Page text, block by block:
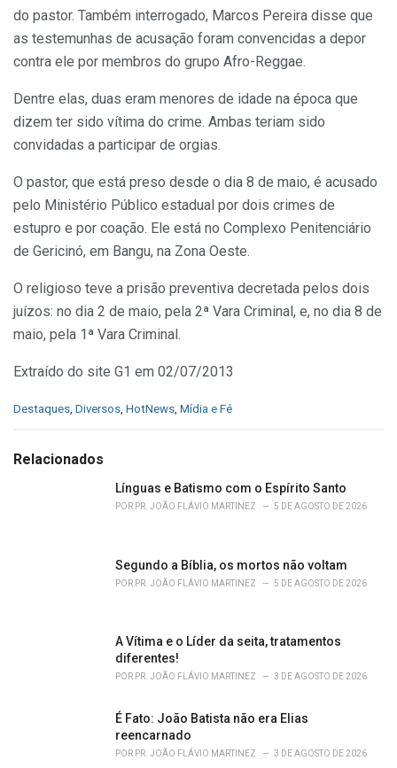
do pastor. Também interrogado, Marcos Pereira disse que
as testemunhas de acusação foram convencidas a depor
contra ele por membros do grupo Afro-Reggae.
Dentre elas, duas eram menores de idade na época que
dizem ter sido vítima do crime. Ambas teriam sido
convidadas a participar de orgias.
O pastor, que está preso desde o dia 8 de maio, é acusado
pelo Ministério Público estadual por dois crimes de
estupro e por coação. Ele está no Complexo Penitenciário
de Gericinó, em Bangu, na Zona Oeste.
O religioso teve a prisão preventiva decretada pelos dois
juízos: no dia 2 de maio, pela 2ª Vara Criminal, e, no dia 8 de
maio, pela 1ª Vara Criminal.
Extraído do site G1 em 02/07/2013
C
e
Destaques Diversos HotNews Mídia e Fé
Relacionados
Línguas e Batismo com o Espírito Santo
POR PR. JOÃO FLÁVIO MARTINEZ 5 DE AGOSTO DE 2026
Segundo a Bíblia, os mortos não voltam
POR PR. JOÃO FLÁVIO MARTINEZ 5 DE AGOSTO DE 2026
A Vítima e o Líder da seita, tratamentos
diferentes!
POR PR. JOÃO FLÁVIO MARTINEZ 3 DE AGOSTO DE 2026
É Fato: João Batista não era Elias
reencarnado
POR PR. JOÃO FLÁVIO MARTINEZ 3 DE AGOSTO DE 2026